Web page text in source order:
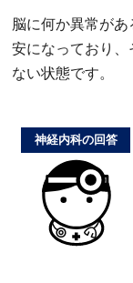
脳に何か異常が
安になっており
ない状態です。
神経内科の回答